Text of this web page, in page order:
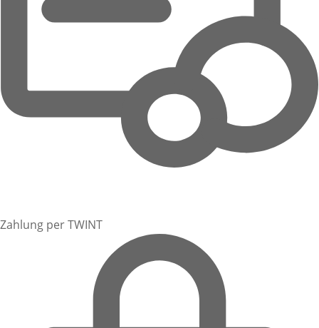
Zahlung per TWINT